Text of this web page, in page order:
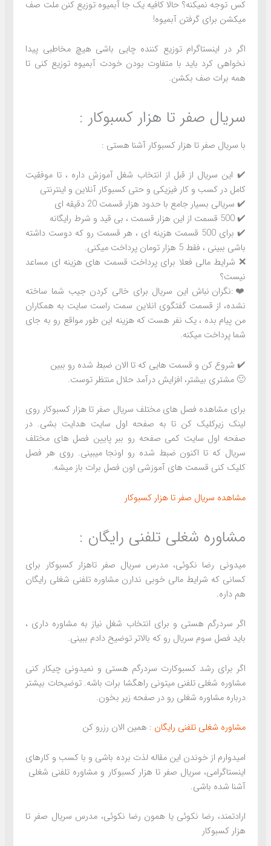
کس توجه نمیکنه؟ حالا کافیه یک جا آبمیوه توزیع کنن ملت صف
میکشن برای گرفتن آبمیوه!
اگر در اینستاگرام توزیع کننده چایی باشی هیچ مخاطبی پیدا
نخواهی کرد باید با متفاوت بودن خودت آبمیوه توزیع کنی تا
همه برات صف بکشن.
سریال صفر تا هزار کسبوکار :
با سریال صفر تا هزار کسبوکار آشنا هستی :
✔️ این سریال از قبل از انتخاب شغل آموزش داره ، تا موفقیت
کامل در کسب و کار فیزیکی و حتی کسبوکار آنلاین و اینترنتی
✔️ سریالی بسیار جامع با حدود هزار قسمت 20 دقیقه ای
✔️ 500 قسمت از این هزار قسمت ، بی قید و شرط رایگانه
✔️ برای 500 قسمت هزینه ای ، هر قسمت رو که دوست داشته
باشی ببینی ، فقط 5 هزار تومان پرداخت میکنی.
❌ شرایط مالی فعلا برای پرداخت قسمت های هزینه ای مساعد
نیست؟
❤️:نگران نباش این سریال برای خالی کردن جیب شما ساخته
نشده، از قسمت گفتگوی انلاین سمت راست سایت به همکاران
من پیام بده ، یک نفر هست که هزینه این طور مواقع رو به جای
شما پرداخت میکنه.
✔️ شروع کن و قسمت هایی که تا الان ضبط شده رو ببین
🙂 مشتری بیشتر، افزایش درآمد حلال منتظر توست.
برای مشاهده فصل های مختلف سریال صفر تا هزار کسبوکار روی
لینک زیرکلیک کن تا به صفحه اول سایت هدایت بشی. در
صفحه اول سایت کمی صفحه رو ببر پایین فصل های مختلف
سریال که تا اکنون ضبط شده رو اونجا میبینی. روی هر فصل
کلیک کنی قسمت های آموزشی اون فصل برات باز میشه.
مشاهده سریال صفر تا هزار کسبوکار
مشاوره شغلی تلفنی رایگان :
میدونی رضا نکوئی، مدرس سریال صفر تاهزار کسبوکار برای
کسانی که شرایط مالی خوبی ندارن مشاوره تلفنی شغلی رایگان
هم داره.
اگر سردرگم هستی و برای انتخاب شغل نیاز به مشاوره داری ،
باید فصل سوم سریال رو که بالاتر توضیح دادم ببینی.
اگر برای رشد کسبوکارت سردرگم هستی و نمیدونی چیکار کنی
مشاوره شغلی تلفنی میتونی راهگشا برات باشه. توضیحات بیشتر
درباره مشاوره شغلی رو در صفحه زیر بخون.
مشاوره شغلی تلفنی رایگان : همین الان رزرو کن
امیدوارم از خوندن این مقاله لذت برده باشی و با کسب و کارهای
اینستاگرامی، سریال صفر تا هزار کسبوکار و مشاوره تلفنی شغلی
آشنا شده باشی.
ارادتمند، رضا نکوئی یا همون رضا نکوئی، مدرس سریال صفر تا
هزار کسبوکار